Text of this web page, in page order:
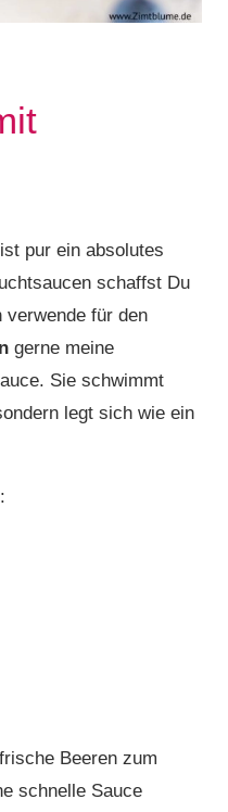
pur ein absolutes
schaffst Du
für den
gerne meine
Sie schwimmt
legt sich wie ein
Beeren zum
schnelle Sauce